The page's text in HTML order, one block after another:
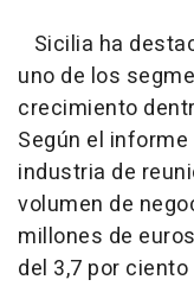
Sicilia ha
uno de los
crecimiento
Según el
industria de
volumen de
millones de
del 3,7 por